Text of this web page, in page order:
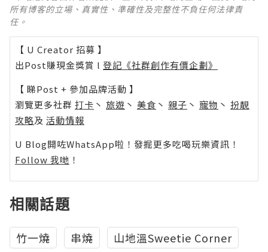
所有博客的立場、真實性、準確性及完整性不負任何法律責
任。
【 U Creator 招募 】
出Post賺現金獎賞 l 登記《社群創作有價企劃》
【 睇Post + 參加品牌活動 】
瀏覽更多社群 打卡 丶 旅遊 丶 美食 丶 親子 丶 寵物 丶 扮靚
攻略及 活動情報
U Blog開咗WhatsApp啦！發掘更多吃喝玩樂資訊！
Follow 我哋 ！
相關話題
竹一燒 串燒
山地溫Sweetie Corner